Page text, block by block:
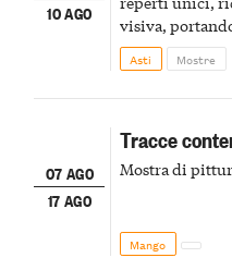
10 AGO
visiva,
della scena le
Asti Mostre
07 AGO
17 AGO
Tracce
Mostra di
Mango